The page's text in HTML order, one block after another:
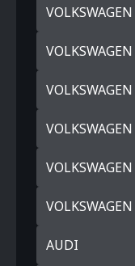
VOLKSWAGEN
VOLKSWAGEN
VOLKSWAGEN
VOLKSWAGEN
VOLKSWAGEN
VOLKSWAGEN
AUDI